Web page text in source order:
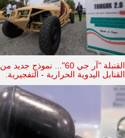
القنبلة "آر جي 60"... نموذج جديد من
القنابل اليدوية الحرارية - التفجيرية.